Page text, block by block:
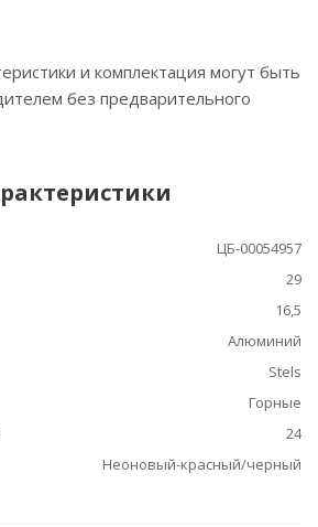
и комплектация могут быть
без предварительного
ЦБ-00054957
29
16,5
Алюминий
Stels
Горные
24
Неоновый-красный/черный